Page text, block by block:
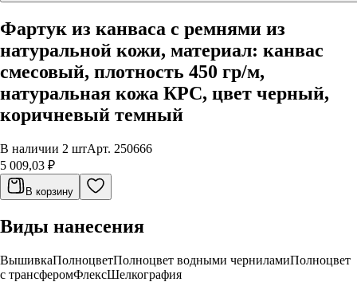
Фартук из канваса с ремнями из
натуральной кожи, материал: канвас
смесовый, плотность 450 гр/м,
натуральная кожа КРС, цвет черный,
коричневый темный
В наличии 2 штАрт. 250666
5 009,03 ₽
В корзину
Виды нанесения
ВышивкаПолноцветПолноцвет водными черниламиПолноцвет
с трансферомФлексШелкография